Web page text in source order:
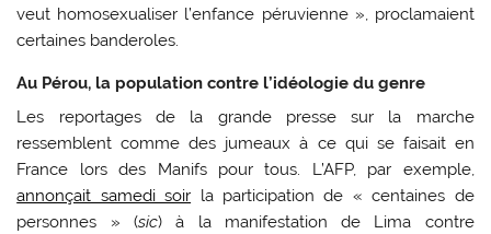
veut homosexualiser l’enfance péruvienne », proclamaient
certaines banderoles.
Au Pérou, la population contre l’idéologie du genre
Les reportages de la grande presse sur la marche
ressemblent comme des jumeaux à ce qui se faisait en
France lors des Manifs pour tous. L’AFP, par exemple,
annonçait samedi soir la participation de « centaines de
personnes » (sic) à la manifestation de Lima contre